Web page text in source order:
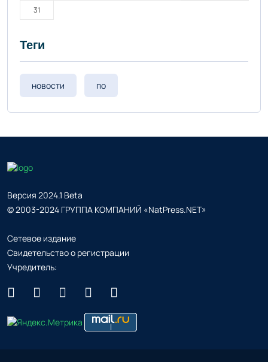
31
Теги
новости по
Версия 2024.1 Beta
© 2003-2024 ГРУППА КОМПАНИЙ «NatPress.NET»
Сетевое издание
Свидетельство о регистрации
Учредитель: